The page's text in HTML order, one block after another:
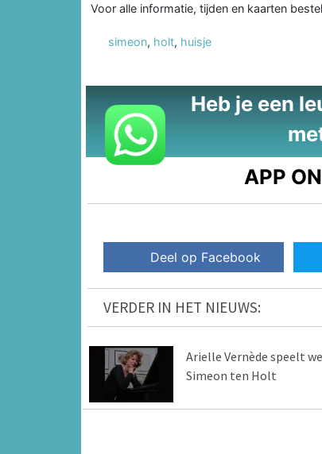
Voor alle informatie, tijden en kaarten
simeon, holt, huisje
Heb je een
APP
Deel op Facebook
VERDER IN HET NIEUWS:
Arielle Vernède speelt
Simeon ten Holt